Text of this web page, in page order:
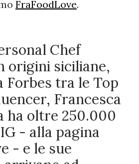
FraFoodLove.
Chef
origini siciliane,
Forbes tra le Top
Francesca
ha oltre 250.000
- alla pagina
- e le sue